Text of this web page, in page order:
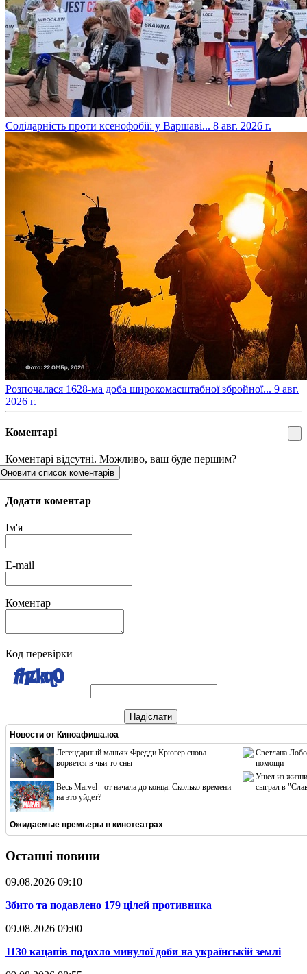
​Солідарність проти ксенофобії: у Варшаві... 8 авг. 2026 г.
​Розпочалася 1628-ма доба широкомасштабної збройної... 9 авг.
2026 г.
Коментарі
Коментарі відсутні. Можливо, ваш буде першим?
Оновити список коментарів
Додати коментар
Ім'я
E-mail
Коментар
Код перевірки
Надіслати
Новости от Киноафиша.юа
Легендарный маньяк Фредди Крюгер снова
ворвется в чьи-то сны
Весь Marvel - от начала до конца. Сколько времени
на это уйдет?
Светлана
помощи
Ушел из жизни
сыграл в
Ожидаемые премьеры в кинотеатрах
Останні новини
09.08.2026 09:10
​Збито та подавлено 179 цілей противника
09.08.2026 09:00
​1130 кацапів подохло минулої доби на українській землі